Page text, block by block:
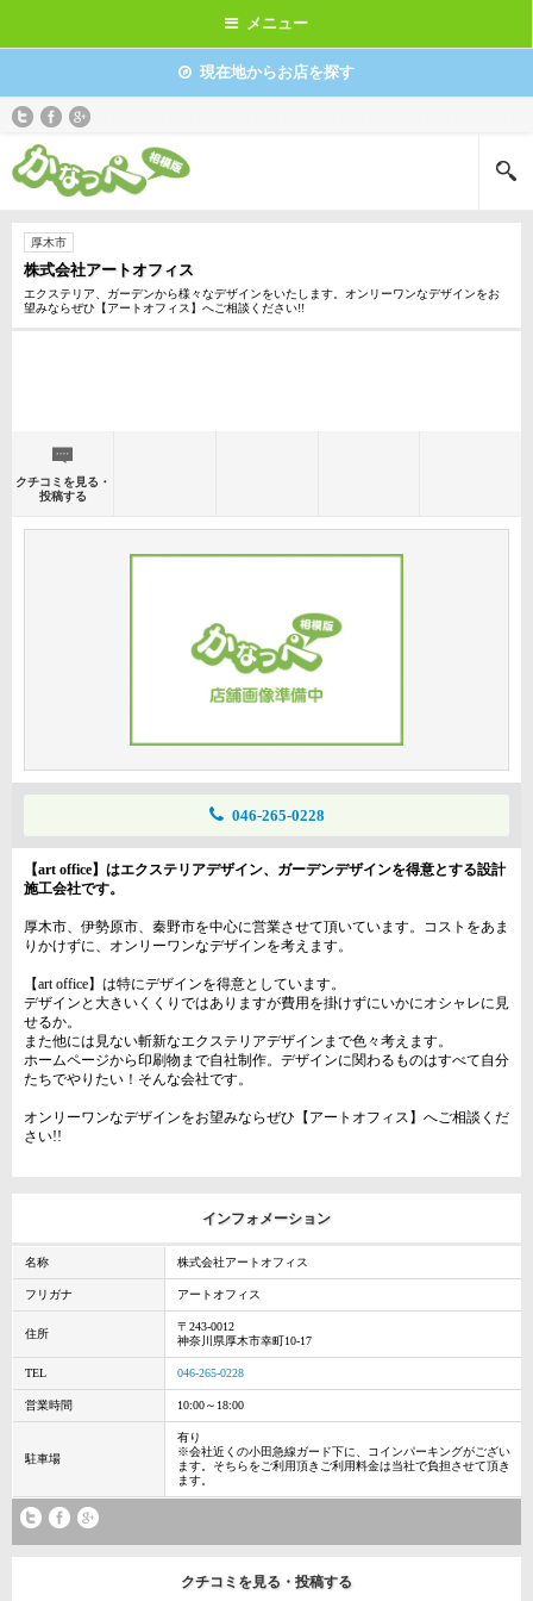
メニュー
現在地からお店を探す
厚木市
株式会社アートオフィス
エクステリア、ガーデンから様々なデザインをいたします。オンリーワンなデザインをお
望みならぜひ【アートオフィス】へご相談ください!!
クチコミを見る・
投稿する
046-265-0228
【art office】はエクステリアデザイン、ガーデンデザインを得意とする設計
施工会社です。
厚木市、伊勢原市、秦野市を中心に営業させて頂いています。コストをあま
りかけずに、オンリーワンなデザインを考えます。
【art office】は特にデザインを得意としています。
デザインと大きいくくりではありますが費用を掛けずにいかにオシャレに見
せるか。
また他には見ない斬新なエクステリアデザインまで色々考えます。
ホームページから印刷物まで自社制作。デザインに関わるものはすべて自分
たちでやりたい！そんな会社です。
オンリーワンなデザインをお望みならぜひ【アートオフィス】へご相談くだ
さい!!
インフォメーション
名称 株式会社アートオフィス
フリガナ アートオフィス
住所
〒243-0012
神奈川県厚木市幸町10-17
TEL 046-265-0228
営業時間 10:00～18:00
駐車場
有り
※会社近くの小田急線ガード下に、コインパーキングがござい
ます。そちらをご利用頂きご利用料金は当社で負担させて頂き
ます。
クチコミを見る・投稿する